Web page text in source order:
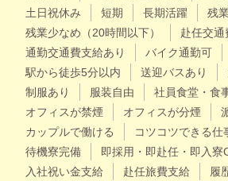
土日祝休み
短期 長期活躍
残
残業少なめ（20時間以下）
赴任交通
通勤交通費支給あり
バイク通勤可
駅から徒歩5分以内
送迎バスあり
制服あり
服装自由
社員食堂・食
オフィスが禁煙
オフィスが分煙
カップルで働ける
コツコツできる仕
待機寮完備
即採用・即赴任・即入寮
入社祝い金支給
赴任旅費支給 履